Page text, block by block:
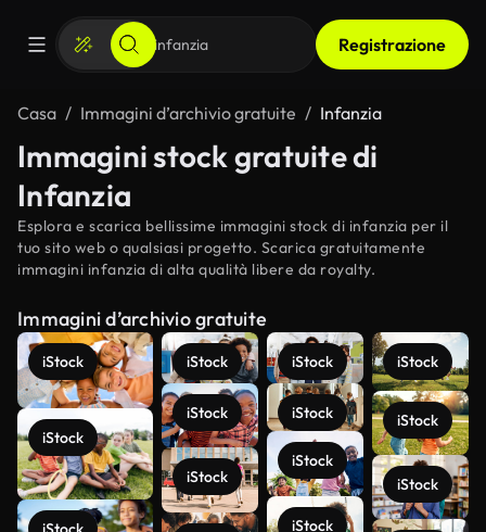
Registrazione
Casa Immagini d’archivio gratuite Infanzia
Immagini stock gratuite di
Infanzia
Esplora e scarica bellissime immagini stock di infanzia per il
tuo sito web o qualsiasi progetto. Scarica gratuitamente
immagini infanzia di alta qualità libere da royalty.
Immagini d’archivio gratuite
iStock
iStock
iStock
iStock
iStock
iStock
iStock
iStock
iStock
iStock
iStock
iStock